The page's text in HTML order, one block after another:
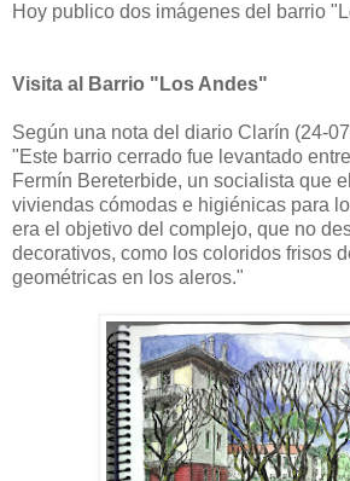
Hoy publico dos imágenes del barrio
Visita al Barrio "Los Andes"
Según una nota del diario Clarín (24-
"Este barrio cerrado fue levantado
Fermín Bereterbide, un socialista que
viviendas cómodas e higiénicas para
era el objetivo del complejo, que no
decorativos, como los coloridos frisos
geométricas en los aleros."